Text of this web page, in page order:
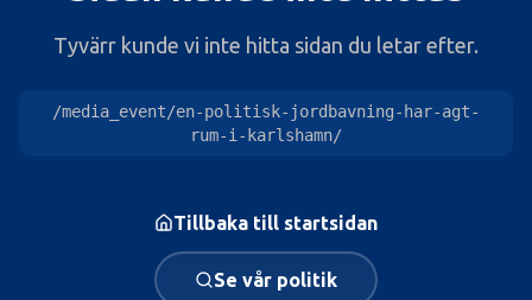
Tyvärr kunde vi inte hitta sidan du letar efter.
/media_event/en-politisk-jordbavning-har-agt-
rum-i-karlshamn/
Tillbaka till startsidan
Se vår politik